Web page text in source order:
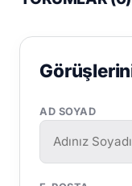
AD SOYAD